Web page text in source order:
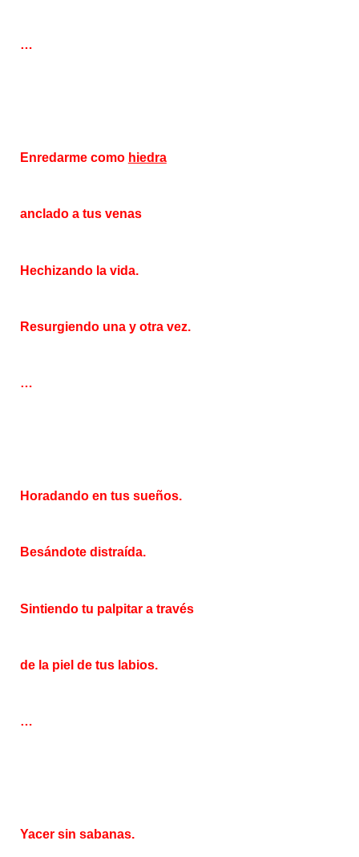
…
Enredarme como hiedra
anclado a tus venas
Hechizando la vida.
Resurgiendo una y otra vez.
…
Horadando en tus sueños.
Besándote distraída.
Sintiendo tu palpitar a través
de la piel de tus labios.
…
Yacer sin sabanas.